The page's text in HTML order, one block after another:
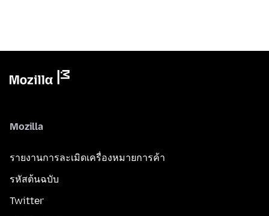
Mozilla
รายงานการละเมิดเครื่องหมายการค้า
รหัสต้นฉบับ
Twitter